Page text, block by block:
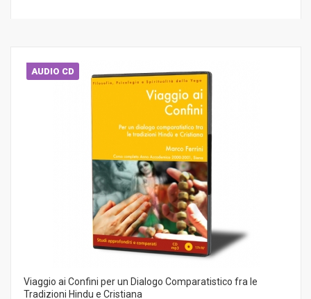
AUDIO CD
Viaggio ai Confini per un Dialogo Comparatistico fra le
Tradizioni Hindu e Cristiana